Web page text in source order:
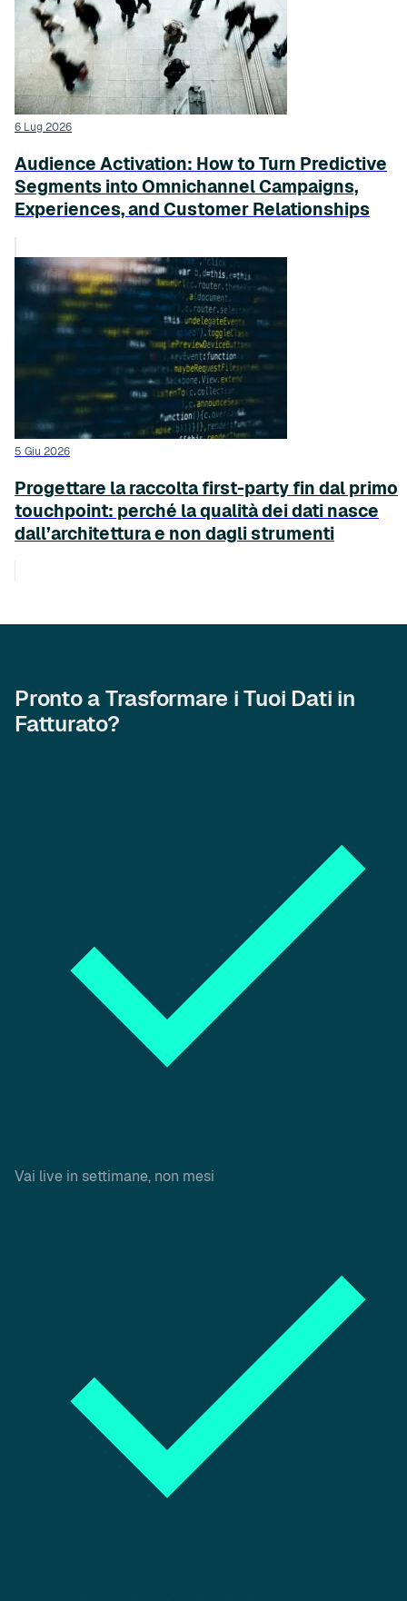
6 Lug 2026
Audience Activation: How to Turn Predictive
Segments into Omnichannel Campaigns,
Experiences, and Customer Relationships
5 Giu 2026
Progettare la raccolta first-party fin dal primo
touchpoint: perché la qualità dei dati nasce
dall’architettura e non dagli strumenti
Pronto a Trasformare i Tuoi Dati in
Fatturato?
Vai live in settimane, non mesi